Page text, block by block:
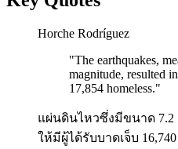
Horche Rodríguez
"The earthquakes,
magnitude, resulted
17,854 homeless."
แผ่นดินไหวซึ่งมีขนาด 7.2
ให้มีผู้ได้รับบาดเจ็บ